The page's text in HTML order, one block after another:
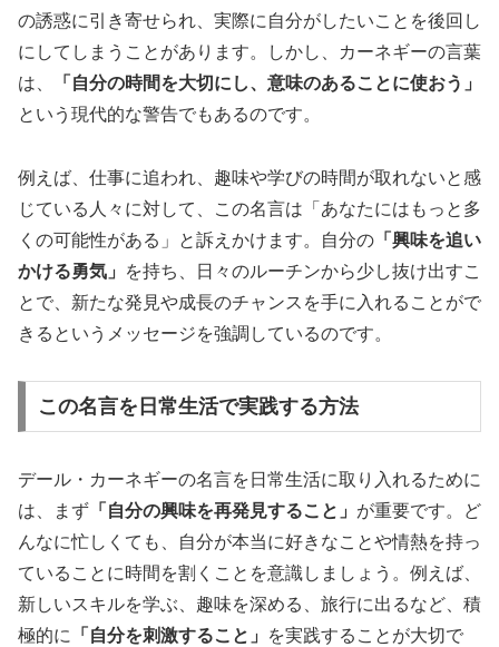
の誘惑に引き寄せられ、実際に自分がしたいことを後回し
にしてしまうことがあります。しかし、カーネギーの言葉
は、
「自分の時間を大切にし、意味のあることに使おう」
という現代的な警告でもあるのです。
例えば、仕事に追われ、趣味や学びの時間が取れないと感
じている人々に対して、この名言は「あなたにはもっと多
くの可能性がある」と訴えかけます。自分の 「興味を追い
かける勇気」
を持ち、日々のルーチンから少し抜け出すこ
とで、新たな発見や成長のチャンスを手に入れることがで
きるというメッセージを強調しているのです。
この名言を日常生活で実践する方法
デール・カーネギーの名言を日常生活に取り入れるために
は、まず 「自分の興味を再発見すること」 が重要です。ど
んなに忙しくても、自分が本当に好きなことや情熱を持っ
ていることに時間を割くことを意識しましょう。例えば、
新しいスキルを学ぶ、趣味を深める、旅行に出るなど、積
極的に
「自分を刺激すること」
を実践することが大切で